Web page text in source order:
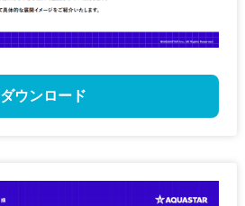
ダウンロード